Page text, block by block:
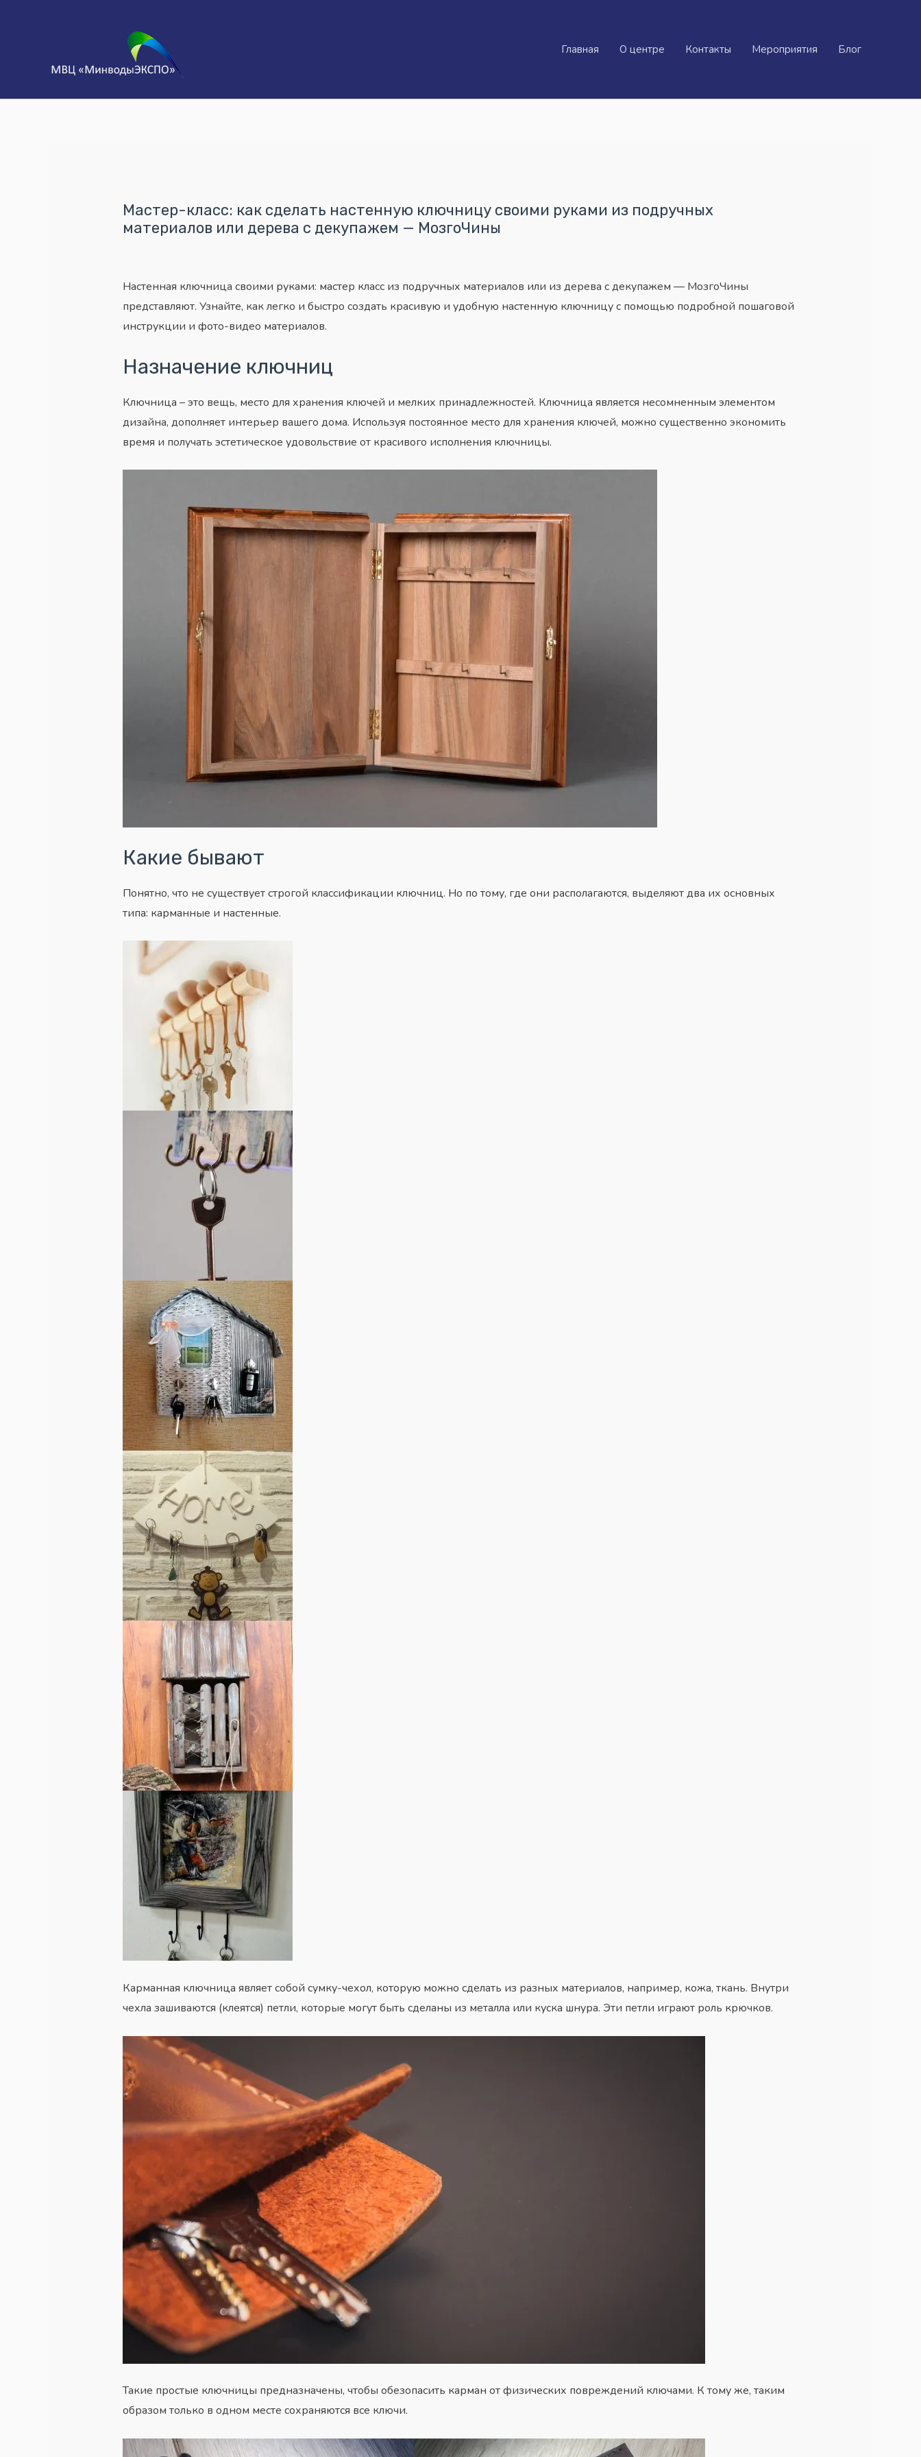
Главная О центре Контакты Мероприятия Блог
Мастер-класс: как сделать настенную ключницу своими руками из подручных
материалов или дерева с декупажем — МозгоЧины
Настенная ключница своими руками: мастер класс из подручных материалов или из дерева с декупажем — МозгоЧины
представляют. Узнайте, как легко и быстро создать красивую и удобную настенную ключницу с помощью подробной пошаговой
инструкции и фото-видео материалов.
Назначение ключниц
Ключница – это вещь, место для хранения ключей и мелких принадлежностей. Ключница является несомненным элементом
дизайна, дополняет интерьер вашего дома. Используя постоянное место для хранения ключей, можно существенно экономить
время и получать эстетическое удовольствие от красивого исполнения ключницы.
Какие бывают
Понятно, что не существует строгой классификации ключниц. Но по тому, где они располагаются, выделяют два их основных
типа: карманные и настенные.
Карманная ключница являет собой сумку-чехол, которую можно сделать из разных материалов, например, кожа, ткань. Внутри
чехла зашиваются (клеятся) петли, которые могут быть сделаны из металла или куска шнура. Эти петли играют роль крючков.
Такие простые ключницы предназначены, чтобы обезопасить карман от физических повреждений ключами. К тому же, таким
образом только в одном месте сохраняются все ключи.